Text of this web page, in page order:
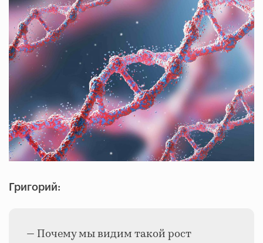
Григорий:
— Почему мы видим такой рост